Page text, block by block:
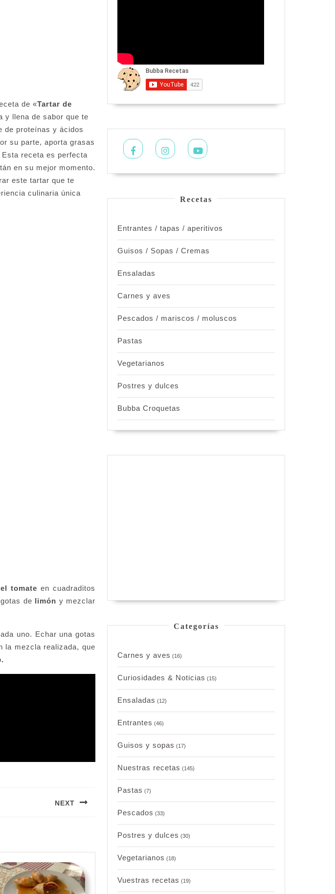
de «Tartar de
y llena de sabor que te
de proteínas y ácidos
su parte, aporta grasas
receta es perfecta
en su mejor momento.
este tartar que te
culinaria única
tomate en cuadraditos
de limón y mezclar
uno. Echar una gotas
la mezcla realizada, que
NEXT
Facebook Instagram
Recetas
Entrantes / tapas / aperitivos
Guisos / Sopas / Cremas
Ensaladas
Carnes y aves
Pescados / mariscos / moluscos
Pastas
Vegetarianos
Postres y dulces
Bubba Croquetas
Categorías
Carnes y aves (16)
Curiosidades & Noticias (15)
Ensaladas (12)
Entrantes (46)
Guisos y sopas (17)
Nuestras recetas (145)
Pastas (7)
Pescados (33)
Postres y dulces (30)
Vegetarianos (18)
Vuestras recetas (19)